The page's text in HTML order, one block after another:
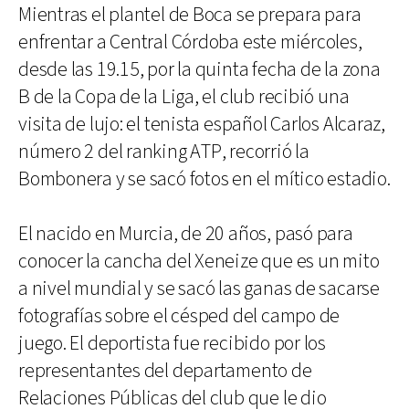
Mientras el plantel de Boca se prepara para
enfrentar a Central Córdoba este miércoles,
desde las 19.15, por la quinta fecha de la zona
B de la Copa de la Liga, el club recibió una
visita de lujo: el tenista español Carlos Alcaraz,
número 2 del ranking ATP, recorrió la
Bombonera y se sacó fotos en el mítico estadio.
El nacido en Murcia, de 20 años, pasó para
conocer la cancha del Xeneize que es un mito
a nivel mundial y se sacó las ganas de sacarse
fotografías sobre el césped del campo de
juego. El deportista fue recibido por los
representantes del departamento de
Relaciones Públicas del club que le dio